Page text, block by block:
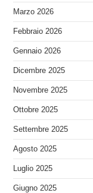
Marzo 2026
Febbraio 2026
Gennaio 2026
Dicembre 2025
Novembre 2025
Ottobre 2025
Settembre 2025
Agosto 2025
Luglio 2025
Giugno 2025